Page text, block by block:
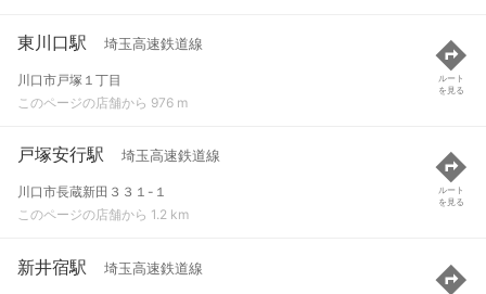
東川口駅 埼玉高速鉄道線
川口市戸塚１丁目
このページの店舗から 976 m
ルート
を見る
戸塚安行駅 埼玉高速鉄道線
川口市長蔵新田３３１-１
このページの店舗から 1.2 km
ルート
を見る
新井宿駅 埼玉高速鉄道線